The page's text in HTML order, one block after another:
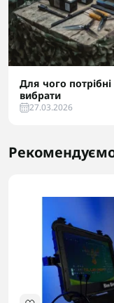
Для чого
вибрати
27.03.2026